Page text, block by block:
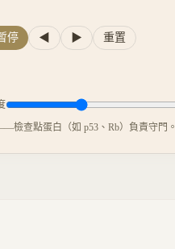
停 ◀ ▶ 重置
檢查點蛋白（如 p53、Rb）負責守門。